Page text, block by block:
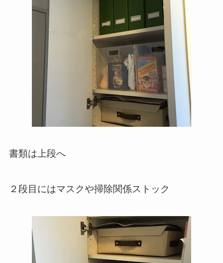
書類は上段へ
２段目にはマスクや掃除関係ストック